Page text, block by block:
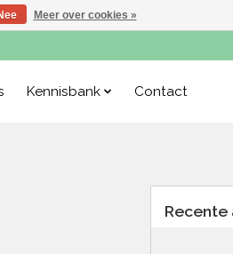
Kennisbank Contact
Meer over cookies »